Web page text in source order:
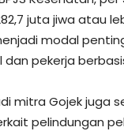
juta jiwa atau
modal
pekerja
mitra Gojek juga
pelindungan